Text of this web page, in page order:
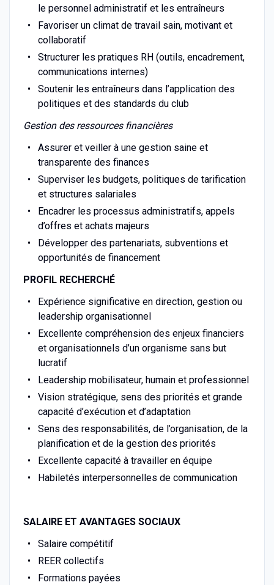
le personnel administratif et les entraîneurs
Favoriser un climat de travail sain, motivant et
collaboratif
Structurer les pratiques RH (outils, encadrement,
communications internes)
Soutenir les entraîneurs dans l’application des
politiques et des standards du club
Gestion des ressources financières
Assurer et veiller à une gestion saine et
transparente des finances
Superviser les budgets, politiques de tarification
et structures salariales
Encadrer les processus administratifs, appels
d’offres et achats majeurs
Développer des partenariats, subventions et
opportunités de financement
PROFIL RECHERCHÉ
Expérience significative en direction, gestion ou
leadership organisationnel
Excellente compréhension des enjeux financiers
et organisationnels d’un organisme sans but
lucratif
Leadership mobilisateur, humain et professionnel
Vision stratégique, sens des priorités et grande
capacité d’exécution et d’adaptation
Sens des responsabilités, de l’organisation, de la
planification et de la gestion des priorités
Excellente capacité à travailler en équipe
Habiletés interpersonnelles de communication
SALAIRE ET AVANTAGES SOCIAUX
Salaire compétitif
REER collectifs
Formations payées